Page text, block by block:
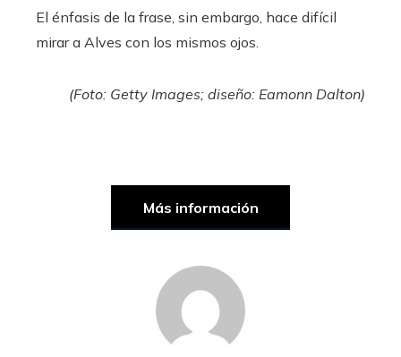
El énfasis de la frase, sin embargo, hace difícil
mirar a Alves con los mismos ojos.
(Foto: Getty Images; diseño: Eamonn Dalton)
Más información